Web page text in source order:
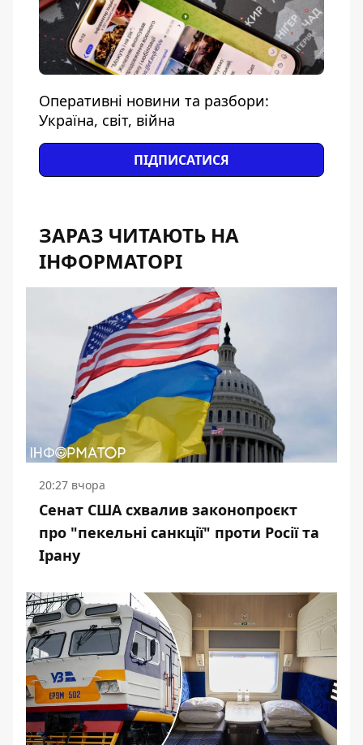
Оперативні новини та разбори:
Україна, світ, війна
ПІДПИСАТИСЯ
ЗАРАЗ ЧИТАЮТЬ НА
ІНФОРМАТОРІ
20:27 вчора
Сенат США схвалив законопроєкт
про "пекельні санкції" проти Росії та
Ірану